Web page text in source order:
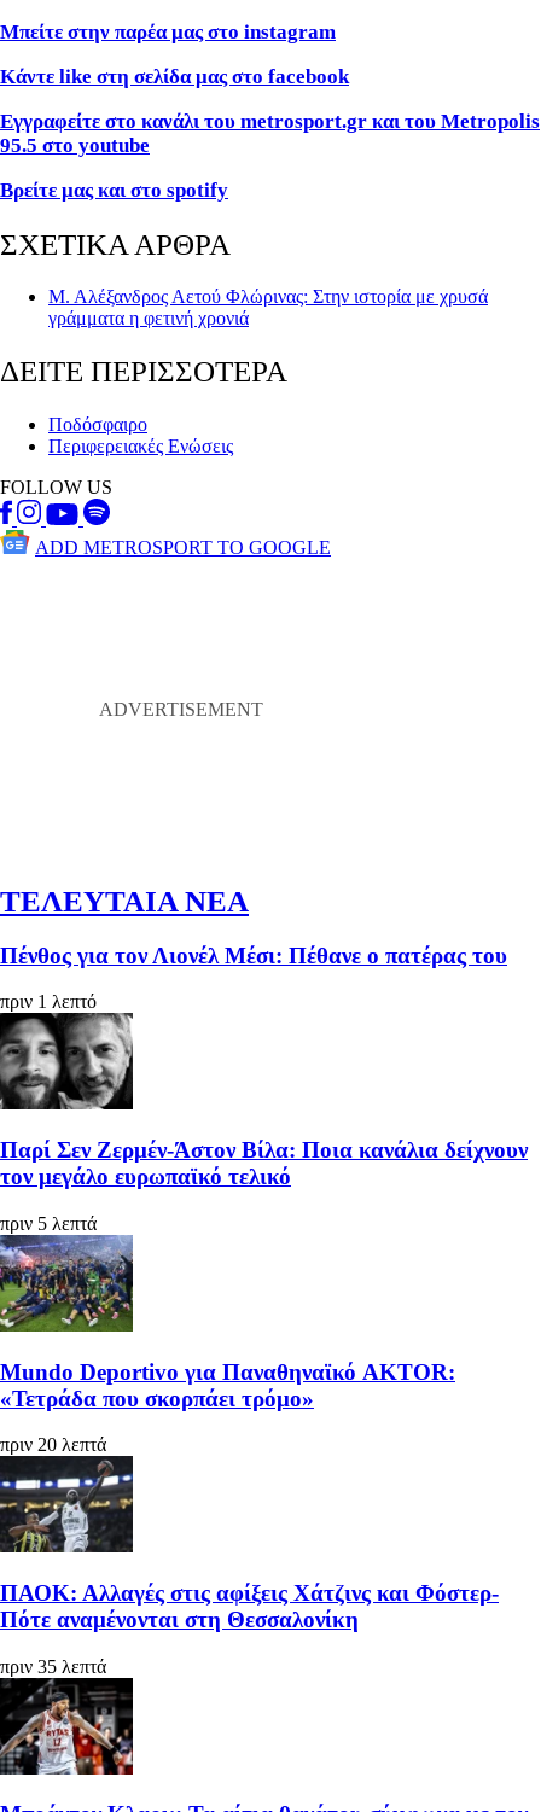
Μπείτε στην παρέα μας στο instagram
Κάντε like στη σελίδα μας στο facebook
Εγγραφείτε στο κανάλι του metrosport.gr και του Metropolis
95.5 στο youtube
Βρείτε μας και στο spotify
ΣΧΕΤΙΚΑ ΑΡΘΡΑ
Μ. Αλέξανδρος Αετού Φλώρινας: Στην ιστορία με χρυσά
γράμματα η φετινή χρονιά
ΔΕΙΤΕ ΠΕΡΙΣΣΟΤΕΡΑ
Ποδόσφαιρο
Περιφερειακές Ενώσεις
FOLLOW US
ADD METROSPORT TO GOOGLE
ΤΕΛΕΥΤΑΙΑ ΝΕΑ
Πένθος για τον Λιονέλ Μέσι: Πέθανε ο πατέρας του
πριν 1 λεπτό
Παρί Σεν Ζερμέν-Άστον Βίλα: Ποια κανάλια δείχνουν
τον μεγάλο ευρωπαϊκό τελικό
πριν 5 λεπτά
Mundo Deportivo για Παναθηναϊκό AKTOR:
«Τετράδα που σκορπάει τρόμο»
πριν 20 λεπτά
ΠΑΟΚ: Αλλαγές στις αφίξεις Χάτζινς και Φόστερ-
Πότε αναμένονται στη Θεσσαλονίκη
πριν 35 λεπτά